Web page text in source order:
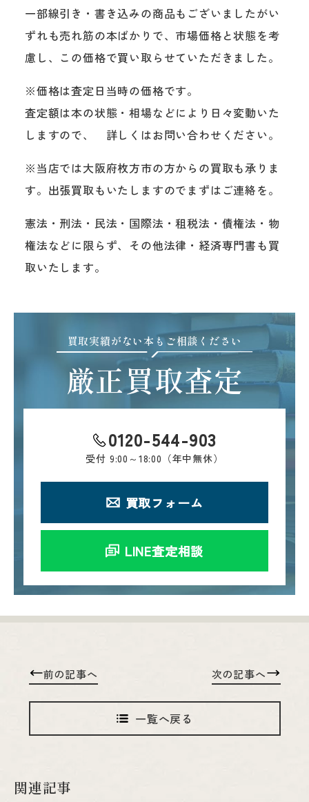
一部線引き・書き込みの商品もございましたがい
ずれも売れ筋の本ばかりで、市場価格と状態を考
慮し、この価格で買い取らせていただきました。
※価格は査定日当時の価格です。
査定額は本の状態・相場などにより日々変動いた
しますので、 詳しくはお問い合わせください。
※当店では大阪府枚方市の方からの買取も承りま
す。出張買取もいたしますのでまずはご連絡を。
憲法・刑法・民法・国際法・租税法・債権法・物
権法などに限らず、その他法律・経済専門書も買
取いたします。
買取実績がない本もご相談ください
厳正買取査定
0120-544-903
受付 9:00～18:00（年中無休）
買取フォーム
LINE査定相談
前の記事へ
一覧へ戻る
次の記事へ
関連記事